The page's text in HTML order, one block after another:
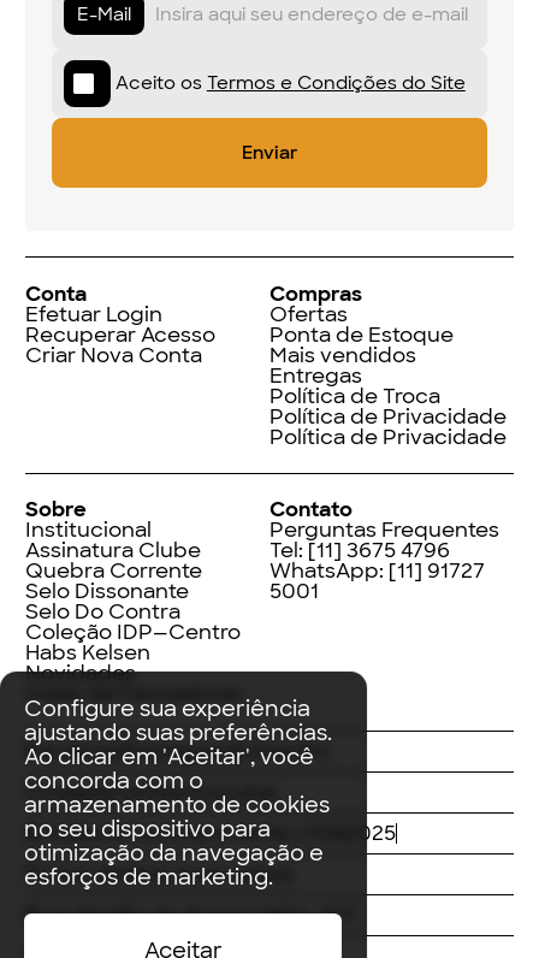
Configure sua experiência
ajustando suas preferências.
Ao clicar em 'Aceitar', você
concorda com o
armazenamento de cookies
no seu dispositivo para
otimização da navegação e
esforços de marketing.
Aceitar
E-Mail
Aceito os Termos e Condições do Site
Conta
Efetuar Login
Recuperar Acesso
Criar Nova Conta
Compras
Ofertas
Ponta de Estoque
Mais vendidos
Entregas
Política de Troca
Política de Privacidade
Política de Privacidade
Sobre
Institucional
Assinatura Clube
Quebra Corrente
Selo Dissonante
Selo Do Contra
Coleção IDP—Centro
Habs Kelsen
Novidades
Index de Pensadores
Contato
Perguntas Frequentes
Tel: [11] 3675 4796
WhatsApp: [11] 91727
5001
FacebookInstagramLinkedIn
ThreadsTwitterYoutube
© Editora Contracorrente LTDA
2025
Todos direitos reservados
Rua Vergílio de Araújo Valim, 167